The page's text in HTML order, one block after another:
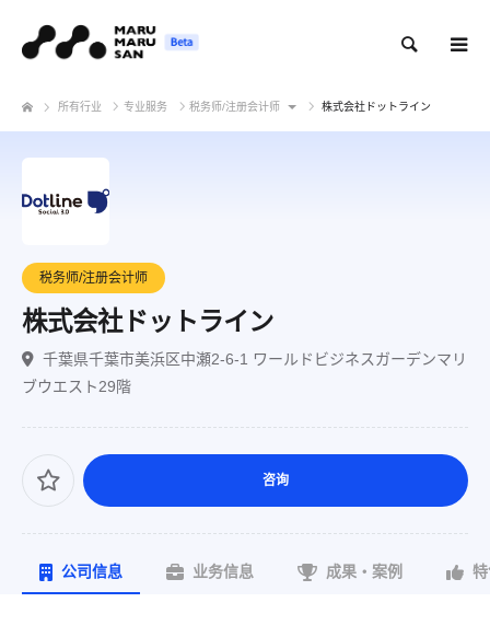
所有行业 专业服务 税务师/注册会计师 株式会社ドットライン
税务师/注册会计师
株式会社ドットライン
千葉県千葉市美浜区中瀬2-6-1 ワールドビジネスガーデンマリ
ブウエスト29階
咨询
公司信息 业务信息 成果・案例